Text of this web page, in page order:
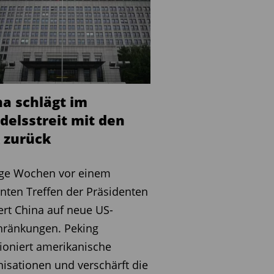
schlägt im
mit den
zurück
Wochen vor einem
Treffen der Präsidenten
China auf neue US-
Peking
amerikanische
und verschärft die